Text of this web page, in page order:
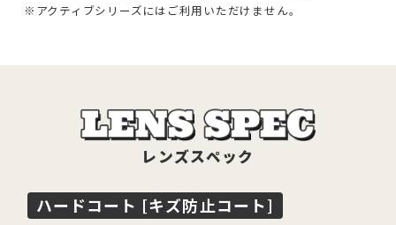
アクティブシリーズにはご利用いただけません。
レンズスペック
ハードコート [キズ防止コート]